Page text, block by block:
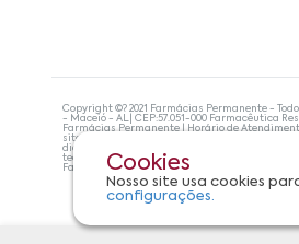
Cookies
Nosso site usa cookies
configurações.
Copyright ©? 2021 Farmácias Permanente -
- Maceió - AL| CEP:57.051-000 Farmacêutica
Farmácias Permanente | Horário de
site não devem ser utilizadas para
diagnosticar problemas de saúde e prescrever
tecnologias mais avançadas de proteção de
Farmácias Permanente. Todos os pedidos